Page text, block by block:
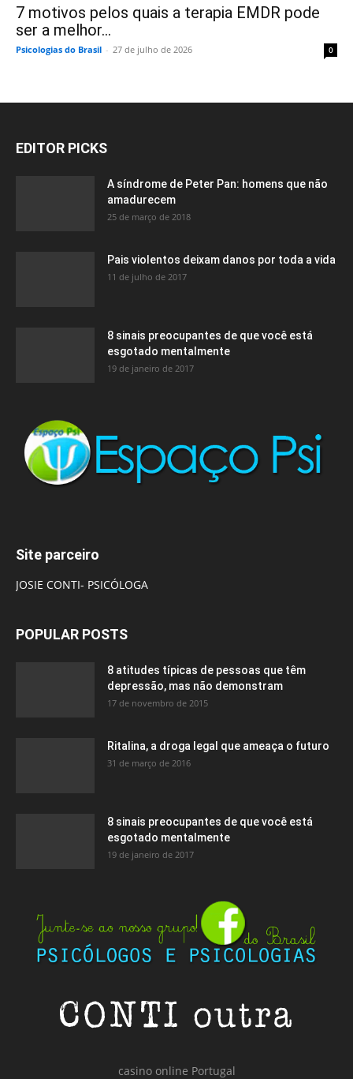
7 motivos pelos quais a terapia EMDR pode
ser a melhor...
Psicologias do Brasil - 27 de julho de 2026 0
EDITOR PICKS
A síndrome de Peter Pan: homens que não
amadurecem
25 de março de 2018
Pais violentos deixam danos por toda a vida
11 de julho de 2017
8 sinais preocupantes de que você está
esgotado mentalmente
19 de janeiro de 2017
Site parceiro
JOSIE CONTI- PSICÓLOGA
POPULAR POSTS
8 atitudes típicas de pessoas que têm
depressão, mas não demonstram
17 de novembro de 2015
Ritalina, a droga legal que ameaça o futuro
31 de março de 2016
8 sinais preocupantes de que você está
esgotado mentalmente
19 de janeiro de 2017
casino online Portugal